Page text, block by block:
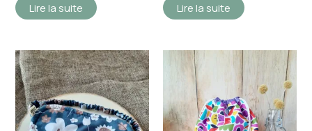
Lire la suite Lire la suite